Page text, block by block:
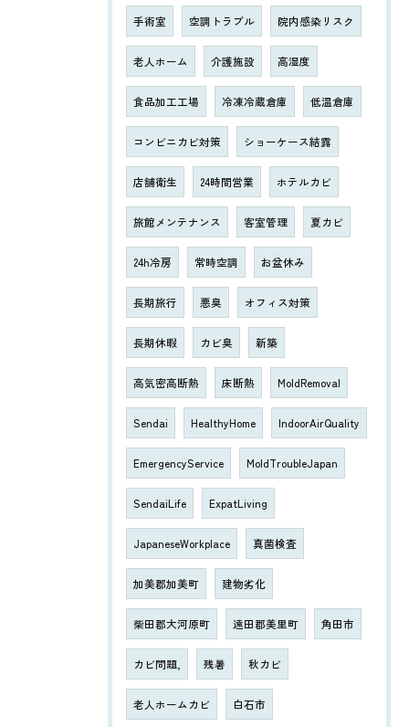
手術室 空調トラブル 院内感染リスク
老人ホーム 介護施設 高湿度
食品加工工場 冷凍冷蔵倉庫 低温倉庫
コンビニカビ対策 ショーケース結露
店舗衛生 24時間営業 ホテルカビ
旅館メンテナンス 客室管理 夏カビ
24h冷房 常時空調 お盆休み
長期旅行 悪臭 オフィス対策
長期休暇 カビ臭 新築
高気密高断熱 床断熱 MoldRemoval
Sendai HealthyHome IndoorAirQuality
EmergencyService MoldTroubleJapan
SendaiLife ExpatLiving
JapaneseWorkplace 真菌検査
加美郡加美町 建物劣化
柴田郡大河原町 遠田郡美里町 角田市
カビ問題, 残暑 秋カビ
老人ホームカビ 白石市